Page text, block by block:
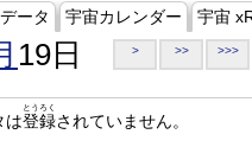
ータ 宇宙カレンダー 宇宙
19日 > >> >>>
は登録
とうろく
されていません。